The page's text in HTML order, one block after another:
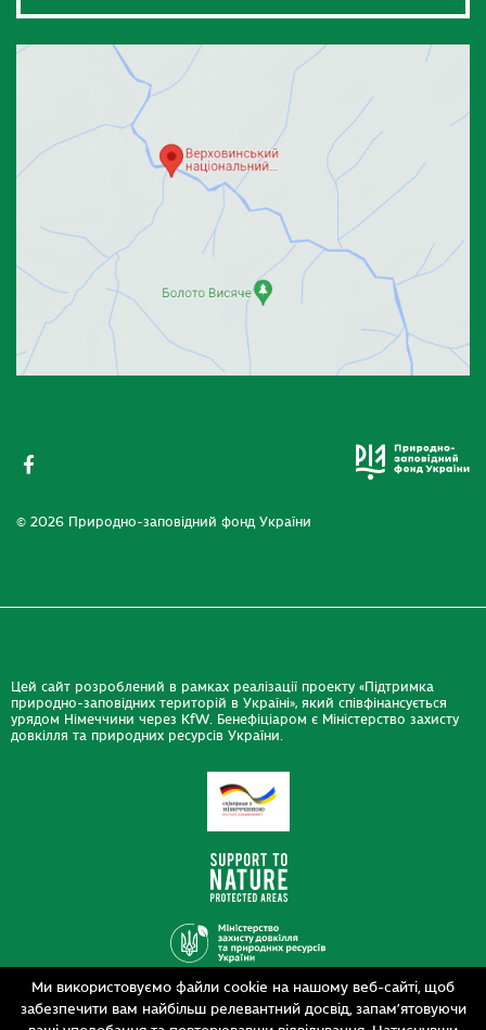
Ми використовуємо файли cookie на нашому веб-сайті, щоб
забезпечити вам найбільш релевантний досвід, запам’ятовуючи
© 2026 Природно-заповідний фонд України
Цей сайт розроблений в рамках реалізації проекту «Підтримка
природно-заповідних територій в Україні», який співфінансується
урядом Німеччини через KfW. Бенефіціаром є Міністерство захисту
довкілля та природних ресурсів України.
Дизайн
Розробка
siteGist